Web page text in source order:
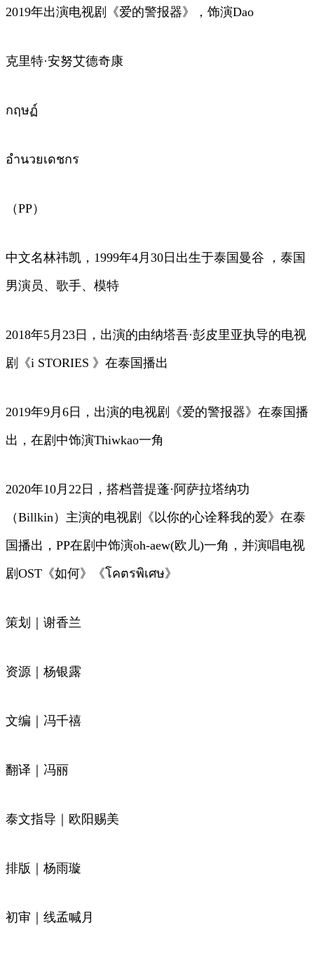
2019年出演电视剧《爱的警报器》，饰演Dao
克里特·安努艾德奇康
กฤษฏ์
อำนวยเดชกร
（PP）
中文名林祎凯，1999年4月30日出生于泰国曼谷 ，泰国
男演员、歌手、模特
2018年5月23日，出演的由纳塔吾·彭皮里亚执导的电视
剧《i STORIES 》在泰国播出
2019年9月6日，出演的电视剧《爱的警报器》在泰国播
出，在剧中饰演Thiwkao一角
2020年10月22日，搭档普提蓬·阿萨拉塔纳功
（Billkin）主演的电视剧《以你的心诠释我的爱》在泰
国播出，PP在剧中饰演oh-aew(欧儿)一角，并演唱电视
剧OST《如何》《โคตรพิเศษ》
策划｜谢香兰
资源｜杨银露
文编｜冯千禧
翻译｜冯丽
泰文指导｜欧阳赐美
排版｜杨雨璇
初审｜线孟喊月